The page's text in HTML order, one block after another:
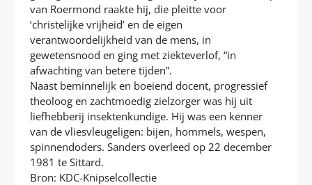
van Roermond raakte hij, die pleitte voor
‘christelijke vrijheid’ en de eigen
verantwoordelijkheid van de mens, in
gewetensnood en ging met ziekteverlof, “in
afwachting van betere tijden”.
Naast beminnelijk en boeiend docent, progressief
theoloog en zachtmoedig zielzorger was hij uit
liefhebberij insektenkundige. Hij was een kenner
van de vliesvleugeligen: bijen, hommels, wespen,
spinnendoders. Sanders overleed op 22 december
1981 te Sittard.
Bron: KDC-Knipselcollectie